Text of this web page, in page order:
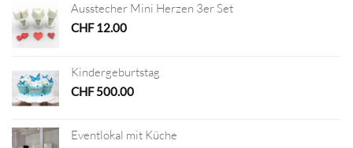
Ausstecher Mini Herzen 3er Set
CHF12.00
Kindergeburtstag
CHF500.00
Eventlokal mit Küche